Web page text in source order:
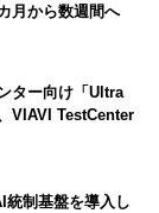
月から数週間へ
ター向け「Ultra
VIAVI TestCenter
統制基盤を導入し